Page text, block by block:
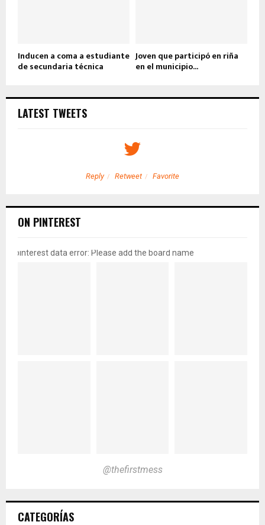
Inducen a coma a estudiante
de secundaria técnica
Joven que participó en riña
en el municipio...
LATEST TWEETS
Reply Retweet Favorite
ON PINTEREST
pinterest data error: Please add the board name
@thefirstmess
CATEGORÍAS